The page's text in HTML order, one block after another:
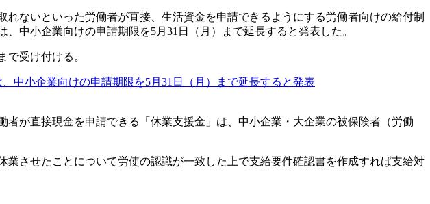
ないといった労働者が直接、生活資金を申請できるようにする労働者向けの給付制
中小企業向けの申請期限を5月31日（月）まで延長すると発表した。
で受け付ける。
が直接現金を申請できる「休業支援金」は、中小企業・大企業の被保険者（労働
させたことについて労使の認識が一致した上で支給要件確認書を作成すれば支給対